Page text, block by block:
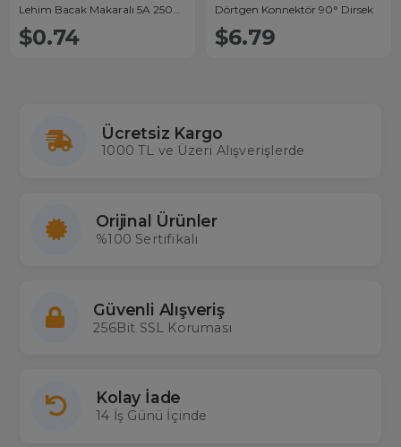
Lehim Bacak Makaralı 5A 250
Vac IC-168
$0.74
Dörtgen Konnektör 90° Dirsek
$6.79
Ücretsiz Kargo
1000 TL ve Üzeri Alışverişlerde
Orijinal Ürünler
%100 Sertifikalı
Güvenli Alışveriş
256Bit SSL Koruması
Kolay İade
14 İş Günü İçinde